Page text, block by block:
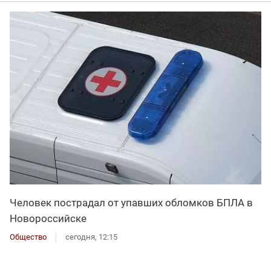
Человек пострадал от упавших обломков БПЛА в
Новороссийске
Общество сегодня, 12:15